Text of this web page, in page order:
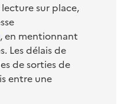
sur place,
, en mentionnant
Les délais de
de sorties de
entre une